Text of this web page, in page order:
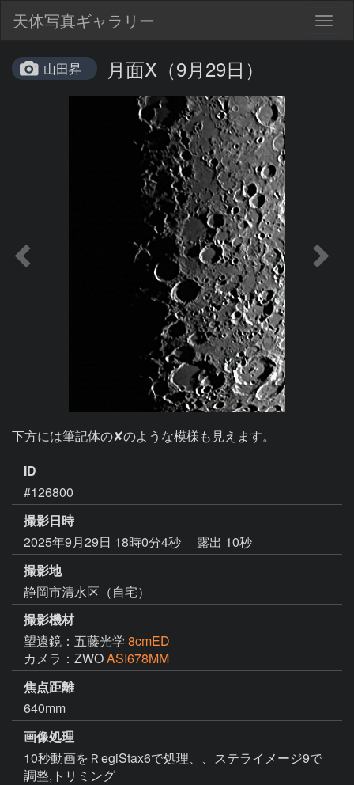
天体写真ギャラリー
山田昇 月面X（9月29日）
下方には筆記体の✘のような模様も見えます。
ID
#126800
撮影日時
2025年9月29日 18時0分4秒
露出 10秒
撮影地
静岡市清水区（自宅）
撮影機材
望遠鏡：五藤光学 8cmED
カメラ：ZWOASI678MM
焦点距離
640mm
画像処理
10秒動画をＲegiStax6で処理、、ステライメージ9で
調整,トリミング